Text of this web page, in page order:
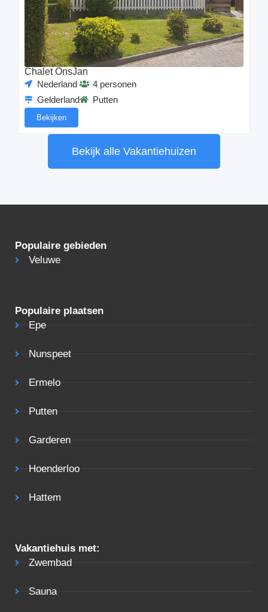
Chalet OnsJan
Nederland
Gelderland
4 personen
Putten
Bekijken
Bekijk alle Vakantiehuizen
Populaire gebieden
Veluwe
Populaire plaatsen
Epe
Nunspeet
Ermelo
Putten
Garderen
Hoenderloo
Hattem
Vakantiehuis met:
Zwembad
Sauna